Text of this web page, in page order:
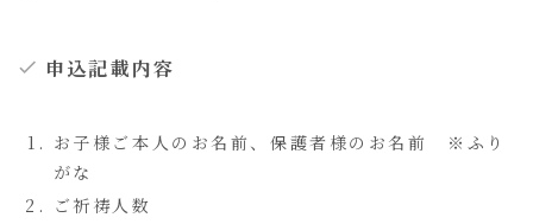
申込記載内容
お子様ご本人のお名前、保護者様のお名前 ※ふり
がな
ご祈祷人数